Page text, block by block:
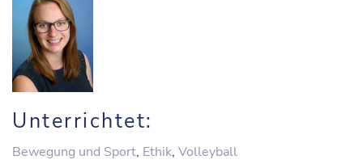
Unterrichtet:
Bewegung und Sport, Ethik, Volleyball